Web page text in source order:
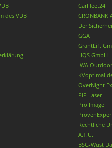
des VDB
CarFleet24
CRONBANK
Der
GGA
GrantLift
HQS GmbH
IWA
OverNight
PiP Laser
Pro Image
Rechtliche
A.T.U.
BSG-Wüst